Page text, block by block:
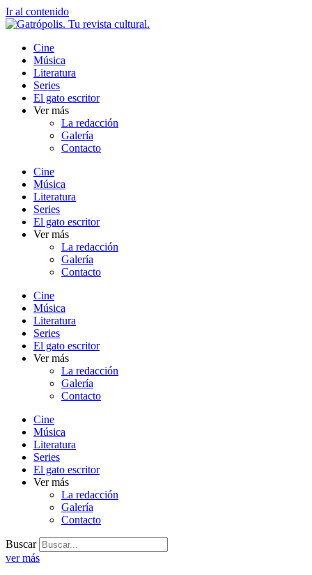
Ir al contenido
Cine
Música
Literatura
Series
El gato escritor
Ver más
La redacción
Galería
Contacto
Cine
Música
Literatura
Series
El gato escritor
Ver más
La redacción
Galería
Contacto
Cine
Música
Literatura
Series
El gato escritor
Ver más
La redacción
Galería
Contacto
Cine
Música
Literatura
Series
El gato escritor
Ver más
La redacción
Galería
Contacto
Buscar
ver más